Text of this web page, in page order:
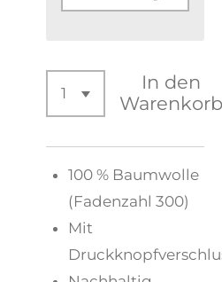
In den
100 % Baumwolle
(Fadenzahl 300)
Mit